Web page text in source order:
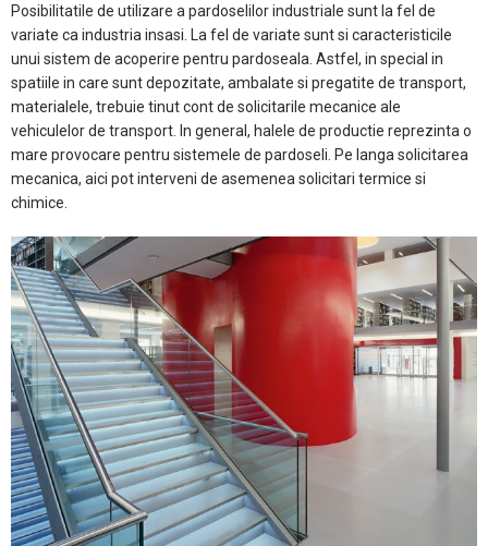
Posibilitatile de utilizare a pardoselilor industriale sunt la fel de
variate ca industria insasi. La fel de variate sunt si caracteristicile
unui sistem de acoperire pentru pardoseala. Astfel, in special in
spatiile in care sunt depozitate, ambalate si pregatite de transport,
materialele, trebuie tinut cont de solicitarile mecanice ale
vehiculelor de transport. In general, halele de productie reprezinta o
mare provocare pentru sistemele de pardoseli. Pe langa solicitarea
mecanica, aici pot interveni de asemenea solicitari termice si
chimice.